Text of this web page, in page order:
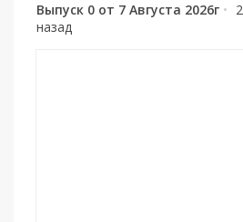
Выпуск 0 от 7 Августа 2026г •
назад